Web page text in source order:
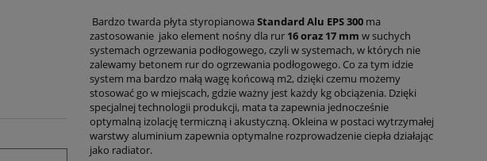
Bardzo twarda płyta styropianowa Standard Alu EPS 300 ma
zastosowanie jako element nośny dla rur 16 oraz 17 mm w suchych
systemach ogrzewania podłogowego, czyli w systemach, w których nie
zalewamy betonem rur do ogrzewania podłogowego. Co za tym idzie
system ma bardzo małą wagę końcową m2, dzięki czemu możemy
stosować go w miejscach, gdzie ważny jest każdy kg obciążenia. Dzięki
specjalnej technologii produkcji, mata ta zapewnia jednocześnie
optymalną izolację termiczną i akustyczną. Okleina w postaci wytrzymałej
warstwy aluminium zapewnia optymalne rozprowadzenie ciepła działając
jako radiator.